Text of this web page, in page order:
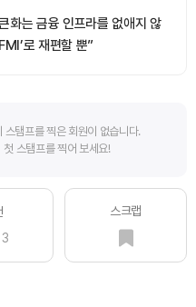
화는 금융 인프라를 없애지 않
로 재편할 뿐”
스탬프를 찍은 회원이 없습니다.
첫 스탬프를 찍어 보세요!
3
스크랩